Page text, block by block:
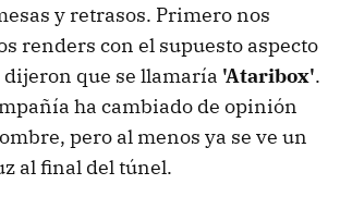
y retrasos. Primero nos
renders con el supuesto aspecto
dijeron que se llamaría 'Ataribox'.
ha cambiado de opinión
pero al menos ya se ve un
al final del túnel.